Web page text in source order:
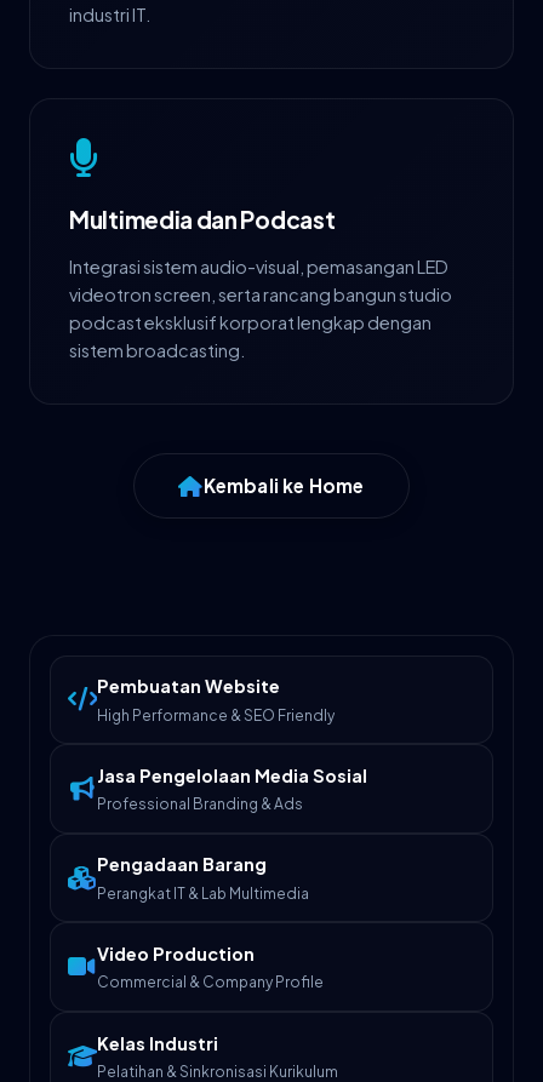
industri IT.
Multimedia dan Podcast
Integrasi sistem audio-visual, pemasangan LED
videotron screen, serta rancang bangun studio
podcast eksklusif korporat lengkap dengan
sistem broadcasting.
Kembali ke Home
Pembuatan Website
High Performance & SEO Friendly
Jasa Pengelolaan Media Sosial
Professional Branding & Ads
Pengadaan Barang
Perangkat IT & Lab Multimedia
Video Production
Commercial & Company Profile
Kelas Industri
Pelatihan & Sinkronisasi Kurikulum